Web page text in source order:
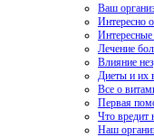
Ваш
Интересно
Интересные
Лечение
Влияние
Диеты и их
Все о
Первая
Что вредит
Наш